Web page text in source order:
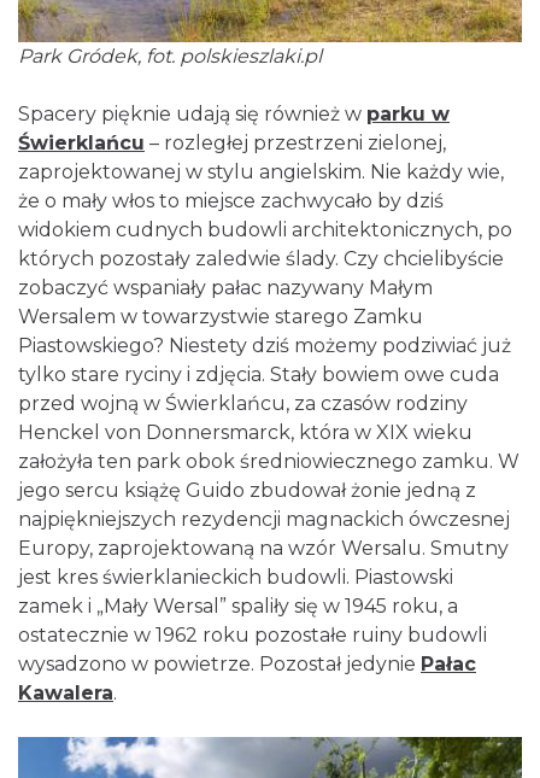
Park Gródek, fot. polskieszlaki.pl
Spacery pięknie udają się również w parku w
Świerklańcu – rozległej przestrzeni zielonej,
zaprojektowanej w stylu angielskim. Nie każdy wie,
że o mały włos to miejsce zachwycało by dziś
widokiem cudnych budowli architektonicznych, po
których pozostały zaledwie ślady. Czy chcielibyście
zobaczyć wspaniały pałac nazywany Małym
Wersalem w towarzystwie starego Zamku
Piastowskiego? Niestety dziś możemy podziwiać już
tylko stare ryciny i zdjęcia. Stały bowiem owe cuda
przed wojną w Świerklańcu, za czasów rodziny
Henckel von Donnersmarck, która w XIX wieku
założyła ten park obok średniowiecznego zamku. W
jego sercu książę Guido zbudował żonie jedną z
najpiękniejszych rezydencji magnackich ówczesnej
Europy, zaprojektowaną na wzór Wersalu. Smutny
jest kres świerklanieckich budowli. Piastowski
zamek i „Mały Wersal” spaliły się w 1945 roku, a
ostatecznie w 1962 roku pozostałe ruiny budowli
wysadzono w powietrze. Pozostał jedynie Pałac
Kawalera.